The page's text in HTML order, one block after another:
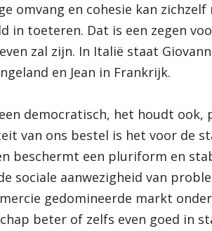
omvang en cohesie kan
in toeteren. Dat is een zegen
zal zijn. In Italië staat
en Jean in Frankrijk.
democratisch, het houdt ook,
van ons bestel is het voor de
beschermt een pluriform en
sociale aanwezigheid van
gedomineerde markt
beter of zelfs even goed in